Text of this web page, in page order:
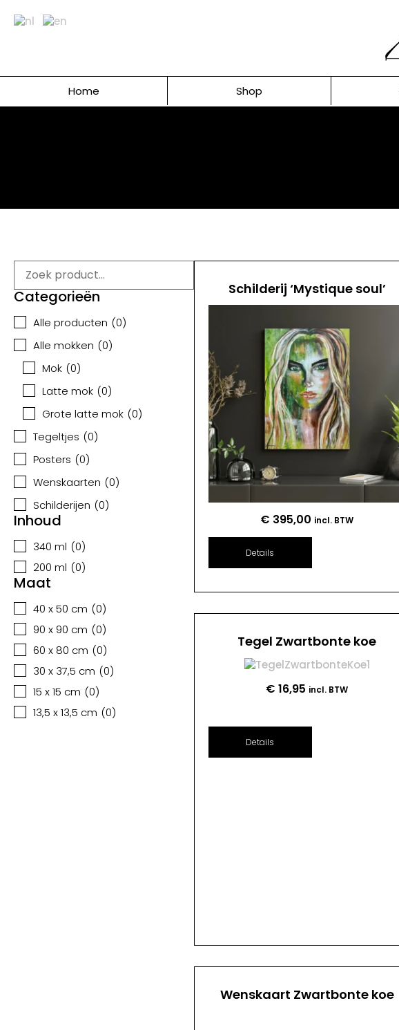
Home Shop
Categorieën
Alle producten (0)
Alle mokken (0)
Mok (0)
Latte mok (0)
Grote latte mok (0)
Tegeltjes (0)
Posters (0)
Wenskaarten (0)
Schilderijen (0)
Inhoud
340 ml (0)
200 ml (0)
Maat
40 x 50 cm (0)
90 x 90 cm (0)
60 x 80 cm (0)
30 x 37,5 cm (0)
15 x 15 cm (0)
13,5 x 13,5 cm (0)
Schilderij ‘Mystique soul’
€ 395,00 incl. BTW
Details
Tegel Zwartbonte koe
€ 16,95 incl. BTW
Details
Wenskaart Zwartbonte koe